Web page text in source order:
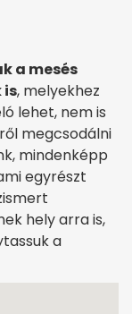
a mesés
is, melyekhez
lehet, nem is
megcsodálni
mindenképp
egyrészt
hely arra is,
a